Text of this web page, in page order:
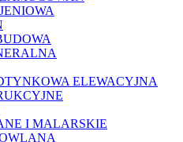
ELEWACYJNA
I MALARSKIE